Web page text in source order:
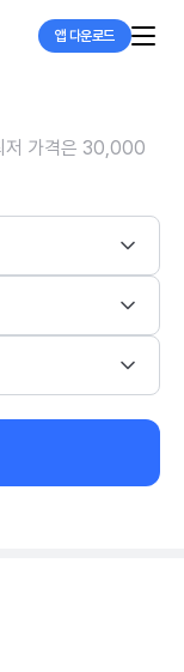
앱 다운로드
저 가격은 30,000